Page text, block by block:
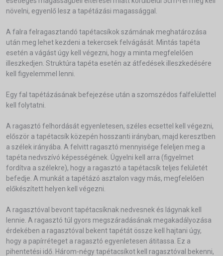
növelni, egyenlő lesz a tapétázási magassággal.
A falra felragasztandó tapétacsíkok számának meghatározása
után meg lehet kezdeni a tekercsek felvágását. Mintás tapéta
esetén a vágást úgy kell végezni, hogy a minta megfelelően
illeszkedjen. Struktúra tapéta esetén az átfedések illeszkedésére
kell figyelemmel lenni.
Egy fal tapétázásának befejezése után a szomszédos falfelülettel
kell folytatni.
A ragasztó felhordását egyenletesen, széles ecsettel kell végezni,
először a tapétacsík közepén hosszanti irányban, majd keresztben
a szélek irányába. A felvitt ragasztó mennyisége feleljen meg a
tapéta nedvszívó képességének. Ügyelni kell arra (figyelmet
fordítva a szélekre), hogy a ragasztó a tapétacsík teljes felületét
befedje. A munkát a tapétázó asztalon vagy más, megfelelően
előkészített helyen kell végezni.
A ragasztóval bevont tapétacsíknak nedvesnek és lágynak kell
lennie. A ragasztó túl gyors megszáradásának megakadályozása
érdekében a ragasztóval bekent tapétát össze kell hajtani úgy,
hogy a papírréteget a ragasztó egyenletesen átitassa. Ez a
pihentetési idő. Három-négy tapétacsíkot kell ragasztóval bekenni,